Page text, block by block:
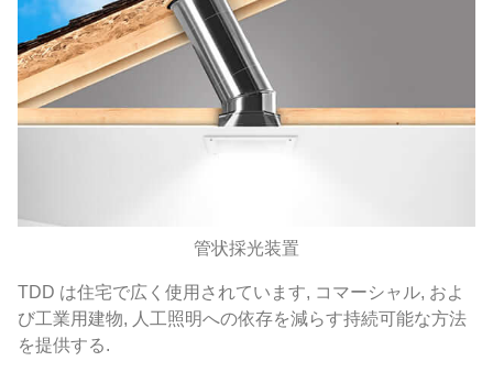
管状採光装置
TDD は住宅で広く使用されています, コマーシャル, およ
び工業用建物, 人工照明への依存を減らす持続可能な方法
を提供する.